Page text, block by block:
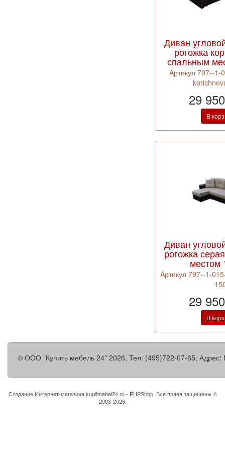
Диван
рогожка
спальным
Aртикул 797--1-
29
В
Диван
рогожка
местом
Aртикул 797--1-
29
В
© ООО "Купить мебель 24" 2026, Тел: (495)722-07-65, Адрес:
Создание Интернет-магазинаkupitmebel24.ru - PHPShop. Все права защищены ©
2003-2026.